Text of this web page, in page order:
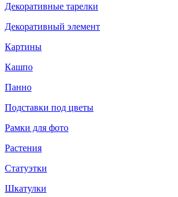
Декоративные тарелки
Декоративный элемент
Картины
Кашпо
Панно
Подставки под цветы
Рамки для фото
Растения
Статуэтки
Шкатулки